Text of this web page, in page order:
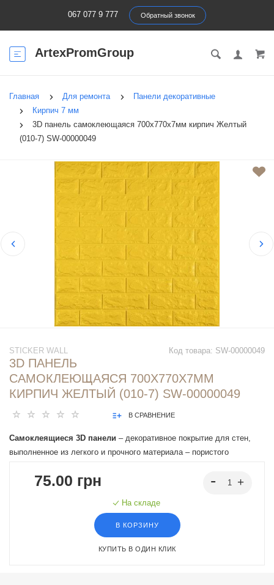
067 077 9 777 Обратный звонок
ArtexPromGroup
Главная Для ремонта
Панели декоративные
Кирпич 7 мм
3D панель самоклеющаяся 700x770x7мм кирпич Желтый
(010-7) SW-00000049
Код товара: SW-00000049
STICKER WALL
3D ПАНЕЛЬ
САМОКЛЕЮЩАЯСЯ 700X770X7ММ
КИРПИЧ ЖЕЛТЫЙ (010-7) SW-00000049
В СРАВНЕНИЕ
Самоклеящиеся 3D панели – декоративное покрытие для стен,
выполненное из легкого и прочного материала – пористого
в виде кирпичей в широком разнообразии цветовой гаммы и
необходимости применения дополнительных материалов.
75.00 грн
На складе
В КОРЗИНУ
КУПИТЬ В ОДИН КЛИК